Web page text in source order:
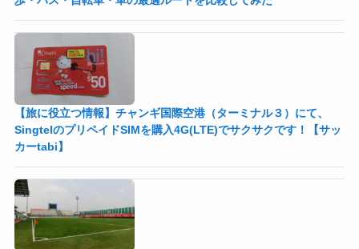
【旅に役立つ情報】チャンギ国際空港（ターミナル３）にて、
SingtelのプリペイドSIMを購入4G(LTE)でサクサクです！【サッ
カーtabi】